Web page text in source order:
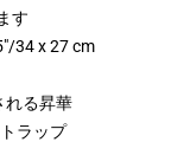
す
34 x 27 cm
れる昇華
ラップ